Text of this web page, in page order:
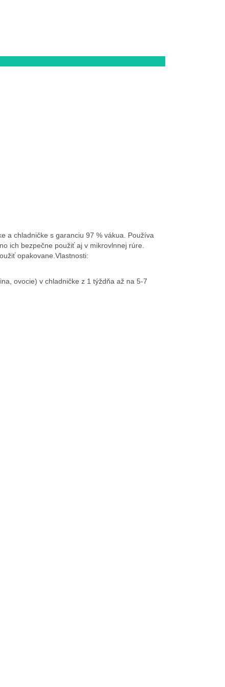
a chladničke s garanciu 97 % vákua. Používa
ich bezpečne použiť aj v mikrovlnnej rúre.
opakovane.Vlastnosti:
ovocie) v chladničke z 1 týždňa až na 5-7